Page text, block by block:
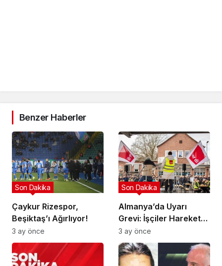
Benzer Haberler
Çaykur Rizespor,
Beşiktaş’ı Ağırlıyor!
Son Dakika
3 ay önce
Almanya’da Uyarı
Grevi: İşçiler Harekete
Geçti!
Son Dakika
3 ay önce